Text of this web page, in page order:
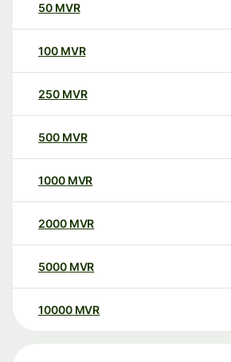
50 MVR
100 MVR
250 MVR
500 MVR
1000 MVR
2000 MVR
5000 MVR
10000 MVR